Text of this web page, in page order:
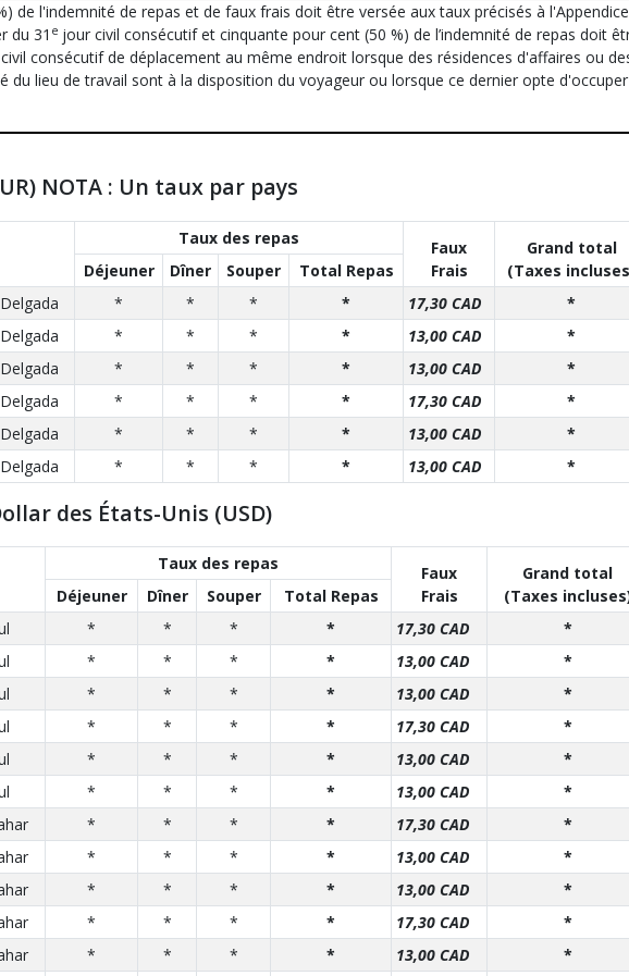
de l'indemnité de repas et de faux frais doit être versée aux taux précisés à
du 31 e jour civil consécutif et cinquante pour cent (50 %) de l’indemnité de repas doit
consécutif de déplacement au même endroit lorsque des résidences d'affaires ou
du lieu de travail sont à la disposition du voyageur ou lorsque ce dernier opte
NOTA : Un taux par pays
Taux des repas
Faux
Frais
Grand total
(Taxes
Déjeuner Dîner Souper
Total Repas
* * * * 17,30 CAD
*
* * * * 13,00 CAD
*
* * * * 13,00 CAD
*
* * * * 17,30 CAD
*
* * * * 13,00 CAD
*
* * * * 13,00 CAD *
des États-Unis (USD)
Taux des repas
Faux
Frais
Grand total
(Taxes
Déjeuner Dîner Souper
Total Repas
* * * * 17,30 CAD
*
* * * * 13,00 CAD
*
* * * * 13,00 CAD
*
* * * * 17,30 CAD
*
* * * * 13,00 CAD
*
* * * * 13,00 CAD
*
* * * * 17,30 CAD
*
* * * * 13,00 CAD
*
* * * * 13,00 CAD
*
* * * * 17,30 CAD
*
* * * * 13,00 CAD
*